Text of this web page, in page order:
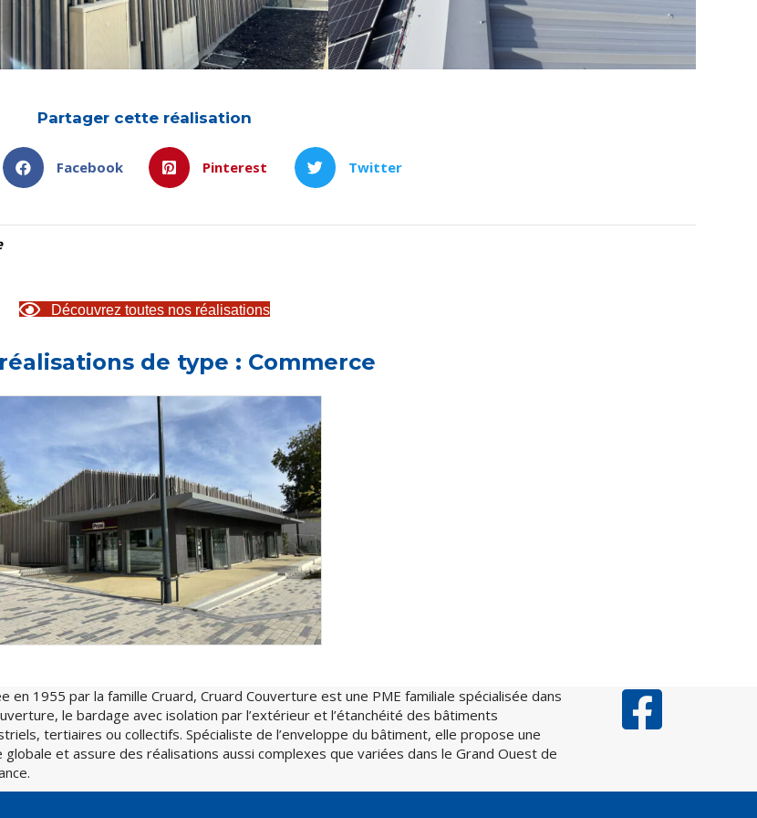
Partager cette réalisation
Facebook Pinterest Twitter
Découvrez toutes nos réalisations
de type : Commerce
en 1955 par la famille Cruard, Cruard Couverture est une PME familiale spécialisée dans
le bardage avec isolation par l’extérieur et l’étanchéité des bâtiments
tertiaires ou collectifs. Spécialiste de l’enveloppe du bâtiment, elle propose une
globale et assure des réalisations aussi complexes que variées dans le Grand Ouest de